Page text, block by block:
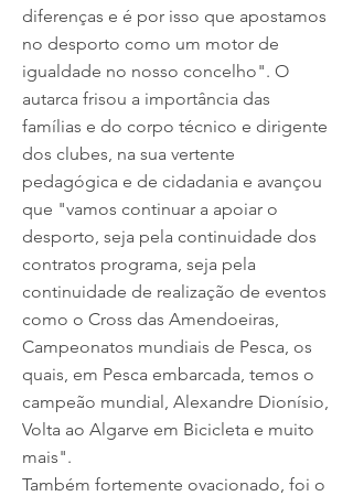
diferenças e é por isso que apostamos
no desporto como um motor de
igualdade no nosso concelho". O
autarca frisou a importância das
famílias e do corpo técnico e dirigente
dos clubes, na sua vertente
pedagógica e de cidadania e avançou
que "vamos continuar a apoiar o
desporto, seja pela continuidade dos
contratos programa, seja pela
continuidade de realização de eventos
como o Cross das Amendoeiras,
Campeonatos mundiais de Pesca, os
quais, em Pesca embarcada, temos o
campeão mundial, Alexandre Dionísio,
Volta ao Algarve em Bicicleta e muito
mais".
Também fortemente ovacionado, foi o